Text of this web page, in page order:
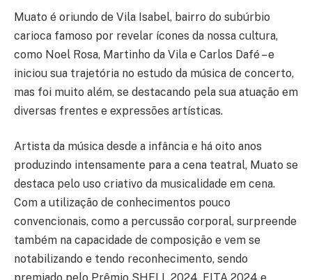
Muato é oriundo de Vila Isabel, bairro do subúrbio
carioca famoso por revelar ícones da nossa cultura,
como Noel Rosa, Martinho da Vila e Carlos Dafé – e
iniciou sua trajetória no estudo da música de concerto,
mas foi muito além, se destacando pela sua atuação em
diversas frentes e expressões artísticas.
Artista da música desde a infância e há oito anos
produzindo intensamente para a cena teatral, Muato se
destaca pelo uso criativo da musicalidade em cena.
Com a utilização de conhecimentos pouco
convencionais, como a percussão corporal, surpreende
também na capacidade de composição e vem se
notabilizando e tendo reconhecimento, sendo